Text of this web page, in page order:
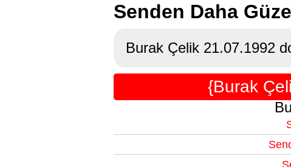
Senden Daha
Burak Çelik 21.07.1992
{Burak